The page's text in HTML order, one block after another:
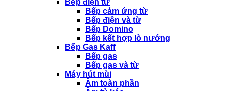
Bếp điện từ
Bếp cảm ứng từ
Bếp điện và từ
Bếp Domino
Bếp kết hợp lò nướng
Bếp Gas Kaff
Bếp gas
Bếp gas và từ
Máy hút mùi
Âm toàn phần